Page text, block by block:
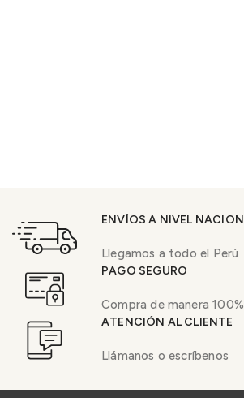
ENVÍOS A NIVEL
Llegamos a todo el Perú
PAGO SEGURO
Compra de manera
ATENCIÓN AL CLIENTE
Llámanos o escríbenos